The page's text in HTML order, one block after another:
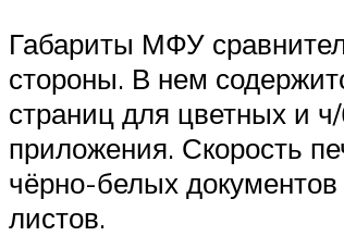
Габариты МФУ
стороны. В нем
страниц для цветных и
приложения. Скорость
чёрно-белых
листов.